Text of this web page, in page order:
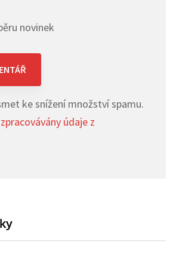
novinek
ke snížení množství spamu.
údaje z